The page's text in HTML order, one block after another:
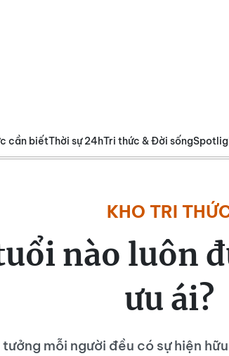
cần biếtThời sự 24hTri thức & Đời sống
KHO TRI
nào luôn
ưu ái?
mỗi người đều có sự hiện